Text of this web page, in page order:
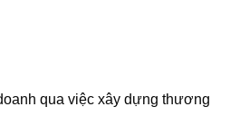
qua việc xây dựng thương